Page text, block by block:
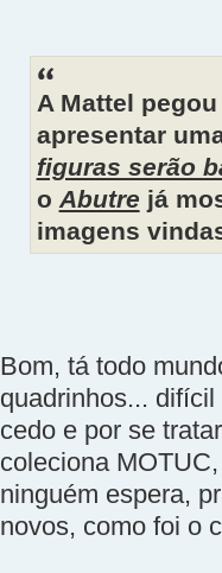
A Mattel
apresentar
figuras serão
o Abutre já
imagens
Bom, tá todo
quadrinhos...
cedo e por se
coleciona
ninguém espera,
novos, como foi o